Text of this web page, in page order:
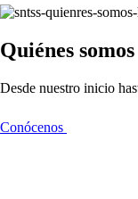
Quiénes somos
Desde nuestro inicio
Conócenos